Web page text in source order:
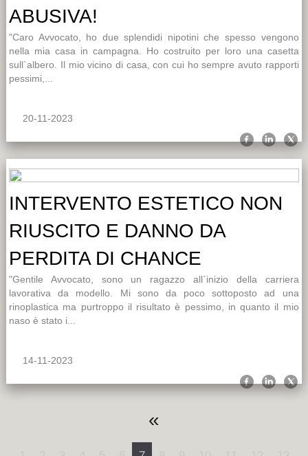
ABUSIVA!
"Caro Avvocato, ho due splendidi nipotini che spesso vengono
nella mia casa in campagna. Ho costruito per loro una casetta
sull`albero. Il mio vicino di casa, con cui ho sempre avuto rapporti
pessimi,...
20-11-2023
INTERVENTO ESTETICO NON
RIUSCITO E DANNO DA
PERDITA DI CHANCE
"Gentile Avvocato, sono un ragazzo all`inizio della carriera
lavorativa da modello. Mi sono da poco sottoposto ad una
rinoplastica ma purtroppo il risultato è pessimo, in quanto il mio
naso è stato i...
14-11-2023
«